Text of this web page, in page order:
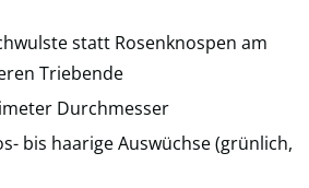
statt Rosenknospen am
Triebende
Durchmesser
bis haarige Auswüchse (grünlich,